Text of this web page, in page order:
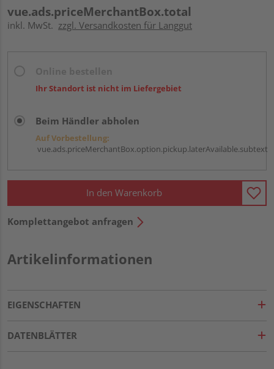
vue.ads.priceMerchantBox.total
inkl. MwSt. zzgl. Versandkosten für Langgut
Ihr Standort ist nicht im Liefergebiet
Beim Händler abholen
Auf Vorbestellung:
vue.ads.priceMerchantBox.option.pickup.laterAvailable.subtext
In den Warenkorb
Komplettangebot anfragen
Artikelinformationen
EIGENSCHAFTEN
DATENBLÄTTER